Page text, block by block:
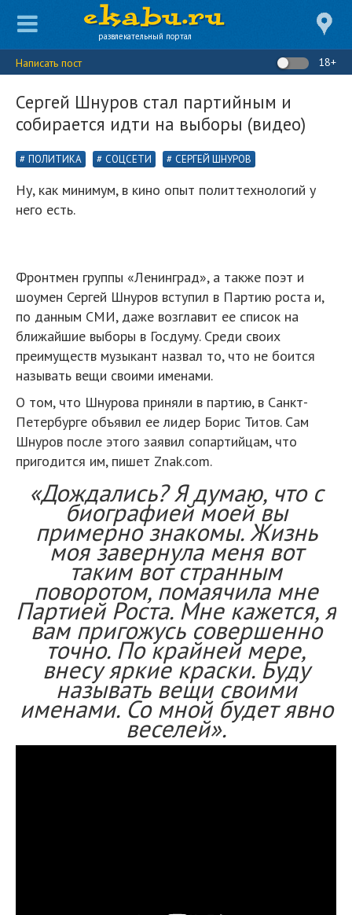
развлекательный портал
Написать пост 18+
Сергей Шнуров стал партийным и
собирается идти на выборы (видео)
ПОЛИТИКА СОЦСЕТИ СЕРГЕЙ ШНУРОВ
Ну, как минимум, в кино опыт политтехнологий у
него есть.
Фронтмен группы «Ленинград», а также поэт и
шоумен Сергей Шнуров вступил в Партию роста и,
по данным СМИ, даже возглавит ее список на
ближайшие выборы в Госдуму. Среди своих
преимуществ музыкант назвал то, что не боится
называть вещи своими именами.
О том, что Шнурова приняли в партию, в Санкт-
Петербурге объявил ее лидер Борис Титов. Сам
Шнуров после этого заявил сопартийцам, что
пригодится им, пишет Znak.com.
«Дождались? Я думаю, что с
биографией моей вы
примерно знакомы. Жизнь
моя завернула меня вот
таким вот странным
поворотом, помаячила мне
Партией Роста. Мне кажется, я
вам пригожусь совершенно
точно. По крайней мере,
внесу яркие краски. Буду
называть вещи своими
именами. Со мной будет явно
веселей».